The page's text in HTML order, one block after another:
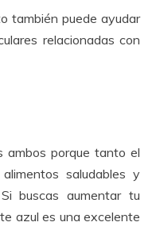
también puede ayudar
relacionadas con
ambos porque tanto el
saludables y
buscas aumentar tu
azul es una excelente